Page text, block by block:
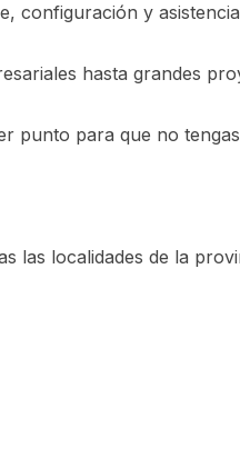
configuración y
hasta grandes
punto para que no
las localidades de la